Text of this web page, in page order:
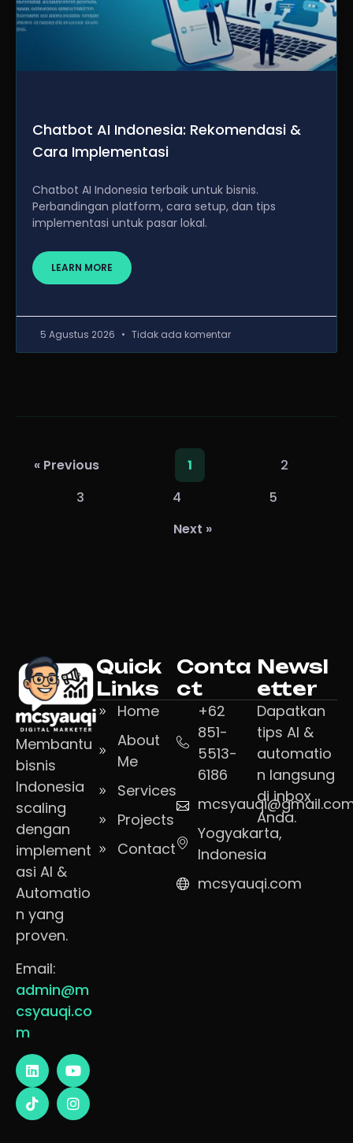
Chatbot AI Indonesia: Rekomendasi &
Cara Implementasi
Chatbot AI Indonesia terbaik untuk bisnis.
Perbandingan platform, cara setup, dan tips
implementasi untuk pasar lokal.
LEARN MORE
5 Agustus 2026 Tidak ada komentar
« Previous 1
2
3
4
5
Next »
Membantu
bisnis
Indonesia
scaling
dengan
implement
asi AI &
Automatio
n yang
proven.
Email:
admin@m
csyauqi.co
m
Quick
Links
Home
About
Me
Services
Projects
Contact
Conta
ct
+62
851-
5513-
6186
Yogyakarta,
Indonesia
mcsyauqi.com
Newsl
etter
Dapatkan
tips AI &
automatio
n langsung
di inbox
Anda.